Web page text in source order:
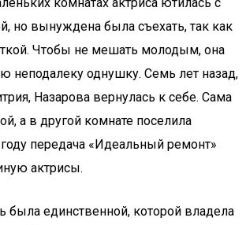
но вынуждена была съехать, так как
Чтобы не мешать молодым, она
неподалеку однушку. Семь лет назад,
Назарова вернулась к себе. Сама
а в другой комнате поселила
передача «Идеальный ремонт»
актрисы.
была единственной, которой владела